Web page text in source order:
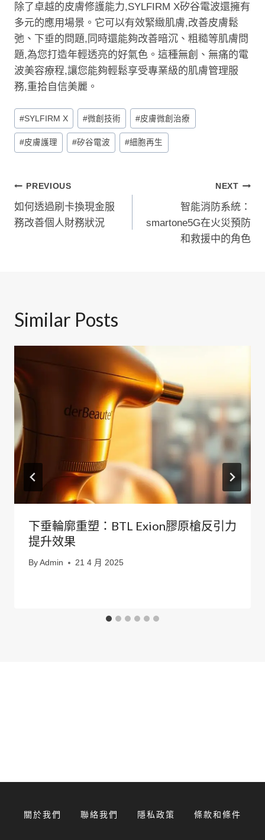
除了卓越的皮膚修護能力,SYLFIRM X矽谷電波還擁有
多元的應用場景。它可以有效緊緻肌膚,改善皮膚鬆
弛、下垂的問題,同時還能夠改善暗沉、粗糙等肌膚問
題,為您打造年輕透亮的好氣色。這種無創、無痛的電
波美容療程,讓您能夠輕鬆享受專業級的肌膚管理服
務,重拾自信美麗。
Post
Tags:
#SYLFIRM X #微創技術 #皮膚微創治療
#皮膚護理 #矽谷電波 #細胞再生
文
章
PREVIOUS
如何透過刷卡換現金服
務改善個人財務狀況
NEXT
智能消防系統：
smartone5G在火災預防
和救援中的角色
Similar Posts
下垂輪廓重塑：BTL Exion膠原槍反引力
提升效果
By Admin 21 4 月 2025
關於我們 聯絡我們 隱私政策 條款和條件